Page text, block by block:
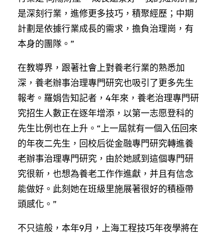
是深刻行業，進修更多技巧，積聚經歷；中期
計劃是依據行業成長的需求，擔負治理崗，有
本身的團隊。”
在教導界，跟著社會上對養老行業的熟悉加
深，養老辦事治理專門研究也吸引了更多先生
報考。羅娟告知記者，4年來，養老治理專門研
究招生人數正在逐年增添，以第一志愿登科的
先生比例也在上升。“上一屆就有一個入伍回來
的年夜二先生，回校后從金融專門研究轉進養
老辦事治理專門研究，由於她感到這個專門研
究很新，也想為養老工作作進獻，并且有信念
能做好。此刻她在班級里施展著很好的積極帶
頭感化。”
不只這般，本年9月，上海工程技巧年夜學將在